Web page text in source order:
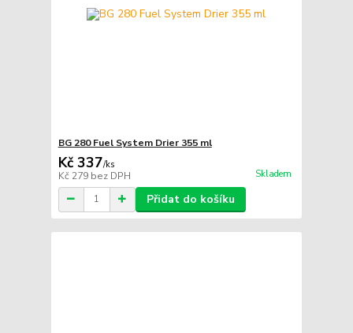
BG 280 Fuel System Drier 355 ml
Kč 337/ks
Kč 279 bez DPH Skladem
Přidat do košíku